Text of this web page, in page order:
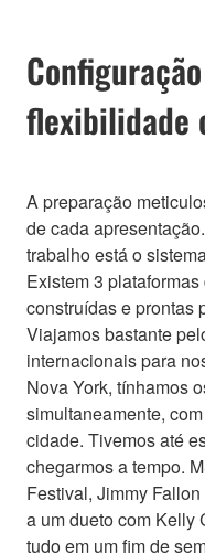
flexibilidade
A preparação
de cada
trabalho está o
Existem 3
construídas e prontas
Viajamos bastante
internacionais para
Nova York, tínhamos
simultaneamente,
cidade. Tivemos até
chegarmos a tempo.
Festival, Jimmy
a um dueto com Kelly
tudo em um fim de